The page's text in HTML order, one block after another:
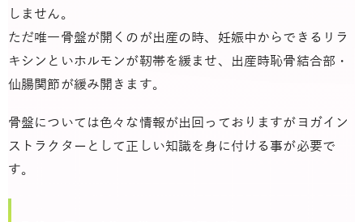
しません。
ただ唯一骨盤が開くのが出産の時、妊娠中からできるリラ
キシンといホルモンが靭帯を緩ませ、出産時恥骨結合部・
仙腸関節が緩み開きます。
骨盤については色々な情報が出回っておりますがヨガイン
ストラクターとして正しい知識を身に付ける事が必要で
す。